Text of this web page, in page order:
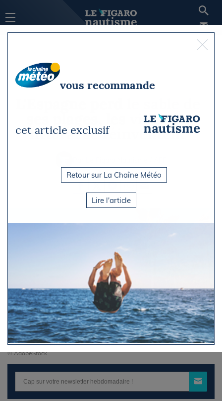
ses plages, les villes du
littoral se réinventent
Vendredi 5 juin 2026 à 14h25
© AdobeStock
vous recommande
cet article exclusif
Retour sur La Chaîne Météo
Lire l'article